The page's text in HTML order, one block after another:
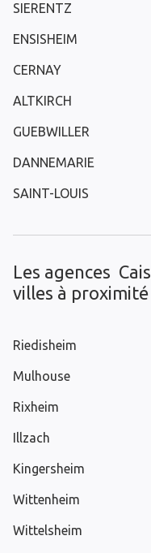
SIERENTZ
ENSISHEIM
CERNAY
ALTKIRCH
GUEBWILLER
DANNEMARIE
SAINT-LOUIS
Les agences
villes à proximité
Riedisheim
Mulhouse
Rixheim
Illzach
Kingersheim
Wittenheim
Wittelsheim